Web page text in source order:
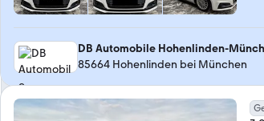
DB Automobile Hohenlinden-
85664 Hohenlinden bei München